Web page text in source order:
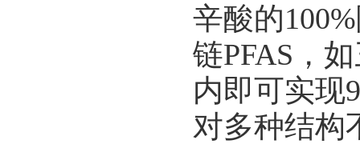
辛酸的
链PFAS，
内即可实现
对多种结构